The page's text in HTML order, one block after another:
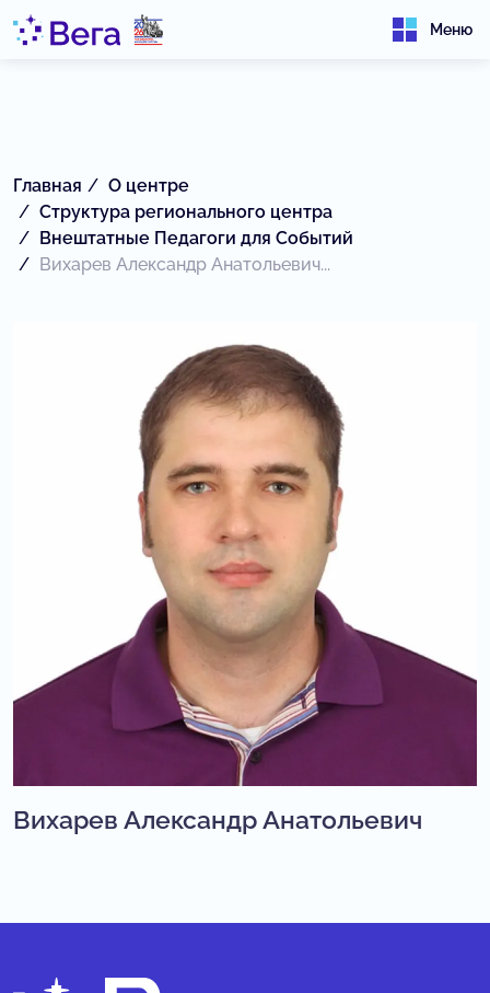
Меню
Главная
О центре
Структура регионального центра
Внештатные Педагоги для Событий
Вихарев Александр Анатольевич...
Вихарев Александр Анатольевич